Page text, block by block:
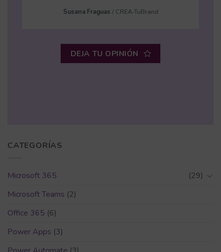
Susana Fraguas / CREA-TuBrand
DEJA TU OPINIÓN
CATEGORÍAS
Microsoft 365
(29)
Microsoft Teams (2)
Office 365 (6)
Power Apps (3)